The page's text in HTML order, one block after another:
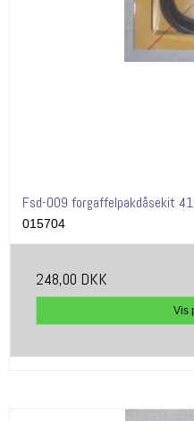
Fsd-009 forgaffelpakdåsekit
015704
248,00 DKK
Vis